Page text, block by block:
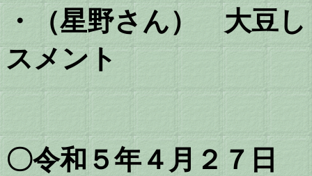
・（星野さん） 大豆
スメント
〇令和５年４月２７日